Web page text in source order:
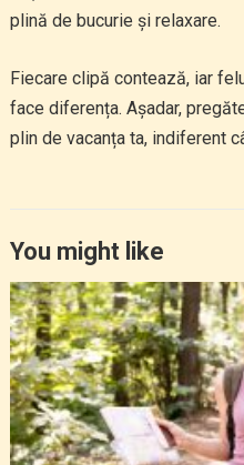
plină de bucurie și relaxare.
Fiecare clipă contează, iar
face diferența. Așadar,
plin de vacanța ta, indiferent
You might like